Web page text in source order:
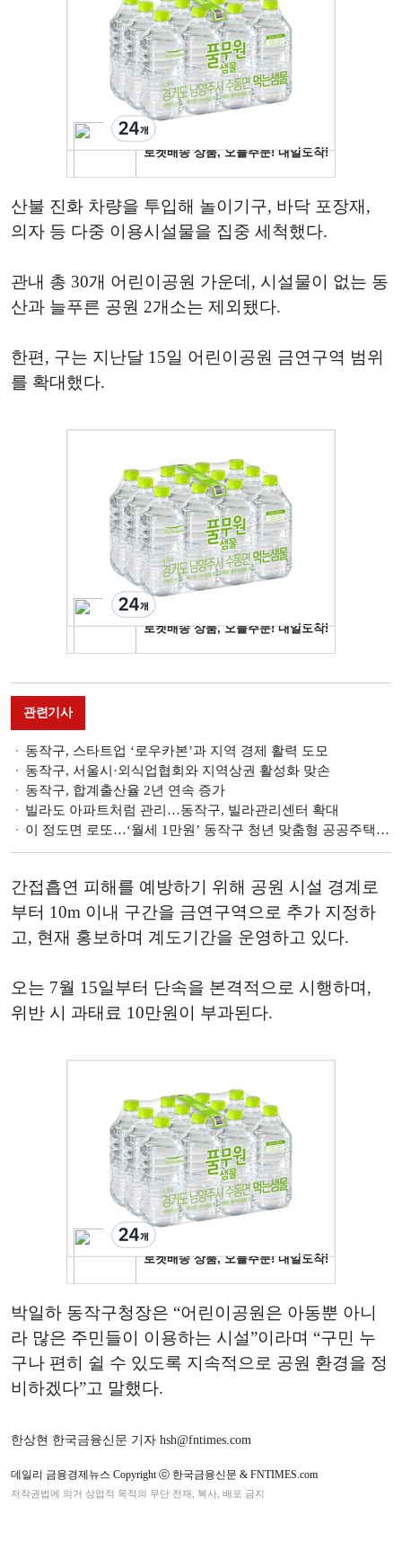
산불 진화 차량을 투입해 놀이기구, 바닥 포장재,
의자 등 다중 이용시설물을 집중 세척했다.
관내 총 30개 어린이공원 가운데, 시설물이 없는 동
산과 늘푸른 공원 2개소는 제외됐다.
한편, 구는 지난달 15일 어린이공원 금연구역 범위
를 확대했다.
관련기사
동작구, 스타트업 ‘로우카본’과 지역 경제 활력 도모
동작구, 서울시·외식업협회와 지역상권 활성화 맞손
동작구, 합계출산율 2년 연속 증가
빌라도 아파트처럼 관리…동작구, 빌라관리센터 확대
이 정도면 로또…‘월세 1만원’ 동작구 청년 맞춤형 공공주택 가보니 [한기자의 나혼산]
간접흡연 피해를 예방하기 위해 공원 시설 경계로
부터 10m 이내 구간을 금연구역으로 추가 지정하
고, 현재 홍보하며 계도기간을 운영하고 있다.
오는 7월 15일부터 단속을 본격적으로 시행하며,
위반 시 과태료 10만원이 부과된다.
박일하 동작구청장은 “어린이공원은 아동뿐 아니
라 많은 주민들이 이용하는 시설”이라며 “구민 누
구나 편히 쉴 수 있도록 지속적으로 공원 환경을 정
비하겠다”고 말했다.
한상현 한국금융신문 기자 hsh@fntimes.com
데일리 금융경제뉴스 Copyright ⓒ 한국금융신문 & FNTIMES.com
저작권법에 의거 상업적 목적의 무단 전재, 복사, 배포 금지